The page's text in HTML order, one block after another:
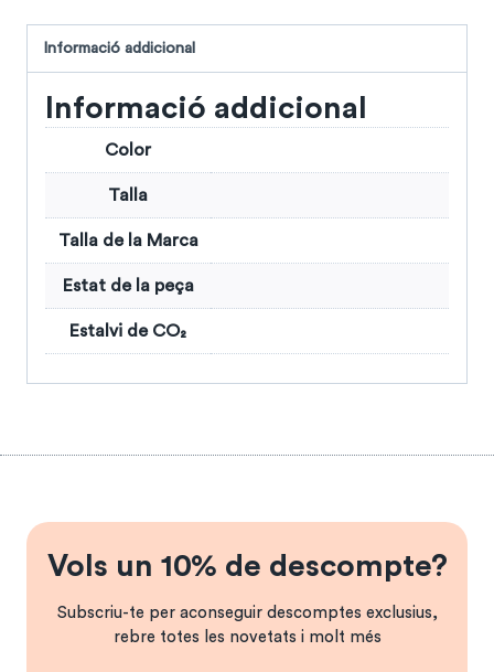
Informació addicional
Informació addicional
Color
Talla
Talla de la Marca
Estat de la peça
Estalvi de CO₂
Vols un 10% de descompte?
Subscriu-te per aconseguir descomptes exclusius,
rebre totes les novetats i molt més